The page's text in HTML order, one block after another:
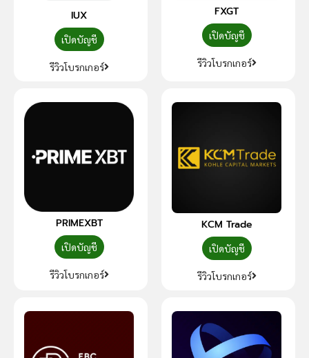
IUX
เปิดบัญชี
รีวิวโบรกเกอร์
FXGT
เปิดบัญชี
รีวิวโบรกเกอร์
PRIMEXBT
เปิดบัญชี
รีวิวโบรกเกอร์
KCM Trade
เปิดบัญชี
รีวิวโบรกเกอร์